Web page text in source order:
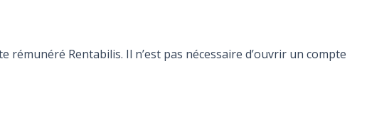
Rentabilis. Il n’est pas nécessaire d’ouvrir un compte